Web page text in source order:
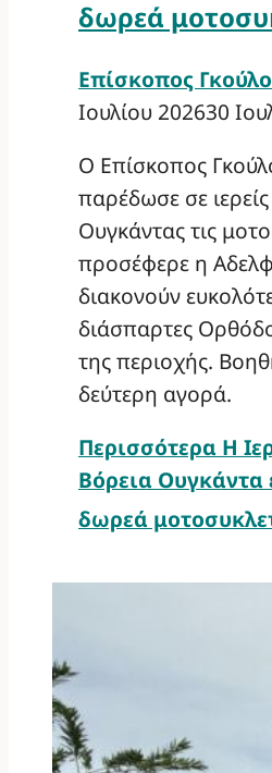
δωρεά
Επίσκοπος
Ιουλίου 202630
Ο Επίσκοπος
παρέδωσε σε
Ουγκάντας τις
προσέφερε η
διακονούν
διάσπαρτες
της περιοχής.
δεύτερη αγορά.
Περισσότερα Η
Βόρεια Ουγκάντα
δωρεά